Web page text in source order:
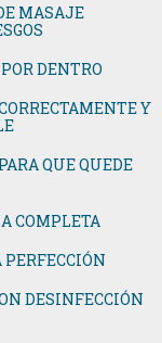
MASAJE
DENTRO
Y
QUE QUEDE
COMPLETA
DESINFECCIÓN